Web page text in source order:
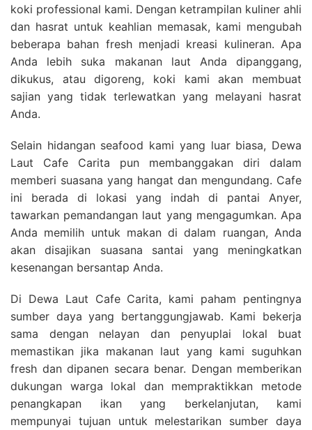
koki professional kami. Dengan ketrampilan kuliner ahli
dan hasrat untuk keahlian memasak, kami mengubah
beberapa bahan fresh menjadi kreasi kulineran. Apa
Anda lebih suka makanan laut Anda dipanggang,
dikukus, atau digoreng, koki kami akan membuat
sajian yang tidak terlewatkan yang melayani hasrat
Anda.
Selain hidangan seafood kami yang luar biasa, Dewa
Laut Cafe Carita pun membanggakan diri dalam
memberi suasana yang hangat dan mengundang. Cafe
ini berada di lokasi yang indah di pantai Anyer,
tawarkan pemandangan laut yang mengagumkan. Apa
Anda memilih untuk makan di dalam ruangan, Anda
akan disajikan suasana santai yang meningkatkan
kesenangan bersantap Anda.
Di Dewa Laut Cafe Carita, kami paham pentingnya
sumber daya yang bertanggungjawab. Kami bekerja
sama dengan nelayan dan penyuplai lokal buat
memastikan jika makanan laut yang kami suguhkan
fresh dan dipanen secara benar. Dengan memberikan
dukungan warga lokal dan mempraktikkan metode
penangkapan ikan yang berkelanjutan, kami
mempunyai tujuan untuk melestarikan sumber daya